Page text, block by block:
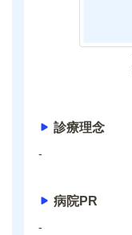
診療理念
-
病院PR
-